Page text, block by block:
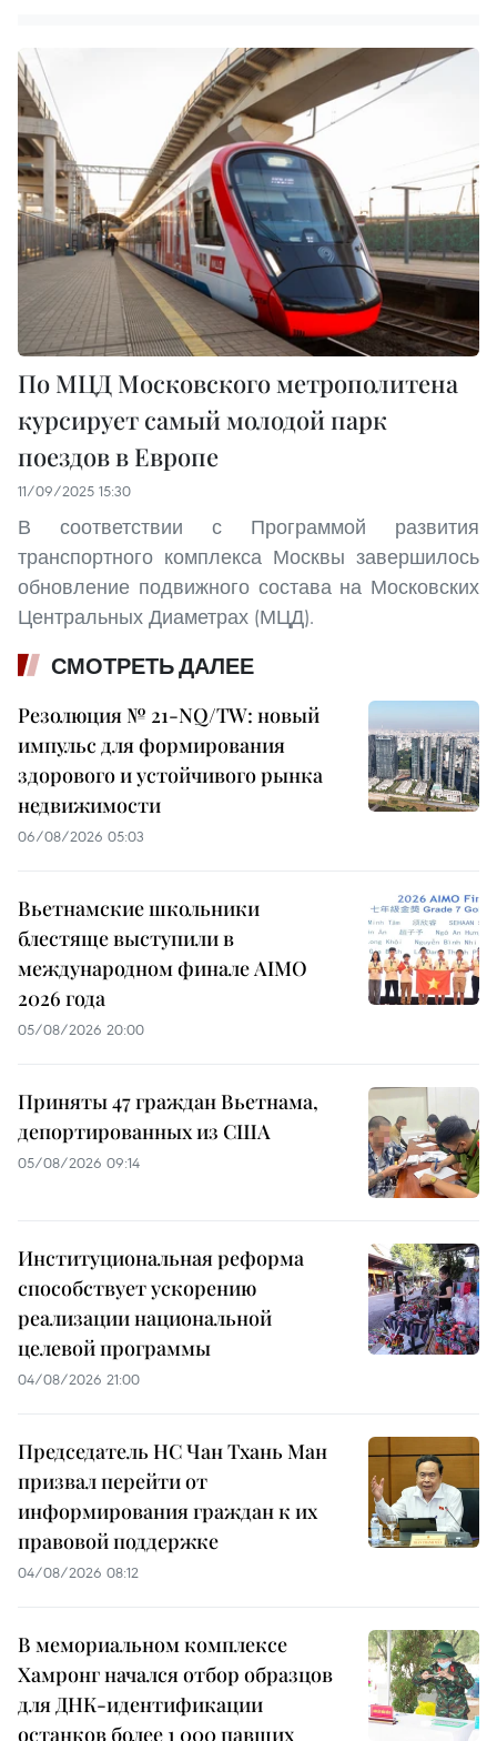
По МЦД Московского метрополитена
курсирует самый молодой парк
поездов в Европе
11/09/2025 15:30
В соответствии с Программой развития
транспортного комплекса Москвы завершилось
обновление подвижного состава на Московских
Центральных Диаметрах (МЦД).
СМОТРЕТЬ ДАЛЕЕ
Резолюция № 21-NQ/TW: новый
импульс для формирования
здорового и устойчивого рынка
недвижимости
06/08/2026 05:03
Вьетнамские школьники
блестяще выступили в
международном финале AIMO
2026 года
05/08/2026 20:00
Приняты 47 граждан Вьетнама,
депортированных из США
05/08/2026 09:14
Институциональная реформа
способствует ускорению
реализации национальной
целевой программы
04/08/2026 21:00
Председатель НС Чан Тхань Ман
призвал перейти от
информирования граждан к их
правовой поддержке
04/08/2026 08:12
В мемориальном комплексе
Хамронг начался отбор образцов
для ДНК-идентификации
останков более 1 000 павших